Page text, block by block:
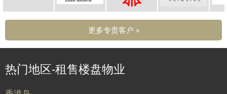
更多专贵客户 »
热门地区-租售楼盘物业